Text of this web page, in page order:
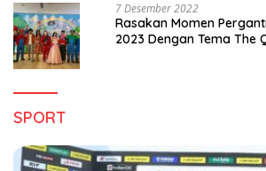
7 Desember 2022
Rasakan Momen
2023 Dengan Tema The
SPORT